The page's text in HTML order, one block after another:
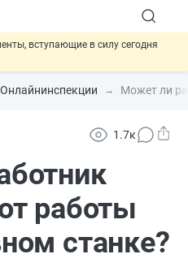
вступающие в силу сегодня
продажи опасных товаров через
в документах предлагают
критерии трудовых и ГПХ-
Может ли
1.7к
работы
станке?